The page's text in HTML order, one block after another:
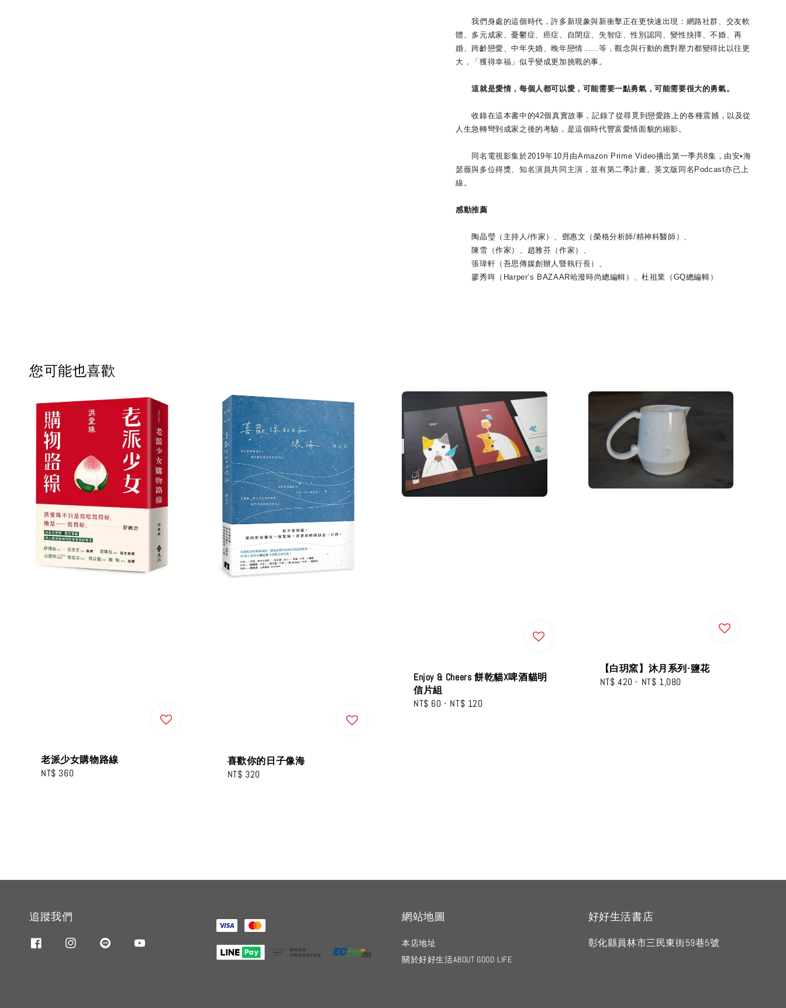
我們身處的這個時代，許多新現象與新衝擊正在更快速出現：網路社群、交友軟
體、多元成家、憂鬱症、癌症、自閉症、失智症、性別認同、變性抉擇、不婚、再
婚、跨齡戀愛、中年失婚、晚年戀情……等，觀念與行動的應對壓力都變得比以往更
大，「獲得幸福」似乎變成更加挑戰的事。
這就是愛情，每個人都可以愛，可能需要一點勇氣，可能需要很大的勇氣。
收錄在這本書中的42個真實故事，記錄了從尋覓到戀愛路上的各種震撼，以及從
人生急轉彎到成家之後的考驗，是這個時代豐富愛情面貌的縮影。
同名電視影集於2019年10月由Amazon Prime Video播出第一季共8集，由安•海
瑟薇與多位得獎、知名演員共同主演，並有第二季計畫。英文版同名Podcast亦已上
線。
感動推薦
陶晶瑩（主持人/作家）、鄧惠文（榮格分析師/精神科醫師）、
陳雪（作家）、趙雅芬（作家）、
張瑋軒（吾思傳媒創辦人暨執行長）、
廖秀哖（Harper’s BAZAAR哈潑時尚總編輯）、杜祖業（GQ總編輯）
您可能也喜歡
老派少女購物路線
Regular
NT$ 360
喜歡你的日子像海
Regular
NT$ 320
Enjoy & Cheers 餅乾貓X啤酒貓明
信片組
Regular
NT$ 60 - NT$ 120
【白玥窯】沐月系列-鹽花
Regular
NT$ 420 - NT$ 1,080
追蹤我們 網站地圖
本店地址
關於好好生活ABOUT GOOD LIFE
好好生活書店
彰化縣員林市三民東街59巷5號